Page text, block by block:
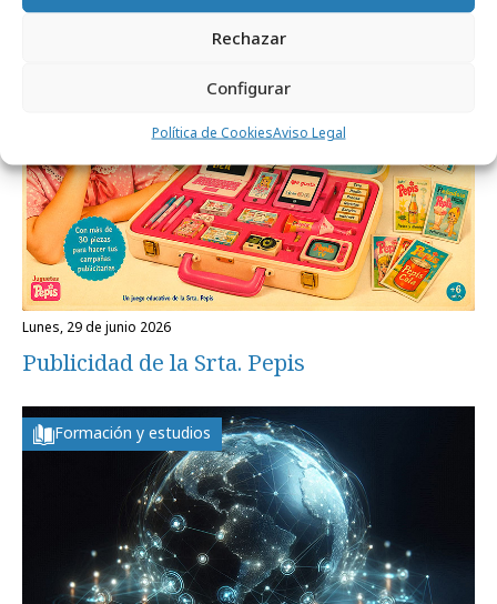
Rechazar
Configurar
Política de CookiesAviso Legal
lunes, 29 de junio 2026
Publicidad de la Srta. Pepis
Formación y estudios